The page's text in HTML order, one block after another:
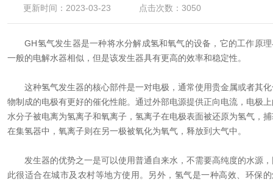
联系香蕉APP下载
更新时间：2023-03-23 点击次数：3050
GH氢气发生器是一种将水分解成氢和氧气的设备，它的工作原理
一般的电解水器相似，但是该发生器具有更高的效率和稳定性。
这种氢气发生器的核心部件是一对电极，通常使用贵金属或者其化
物制成的电极有更好的催化性能。通过外部电源提供正向电流，电极
水分子被电离为氢离子和氧离子，氢离子在电极表面被还原为氢气，
在集氢器中，氧离子则在另一极被氧化为氧气，释放到大气中。
发生器的优势之一是可以使用普通自来水，不需要高纯度的水源，
此很适合在城市及农村等地方使用。另外，氢气是一种高效、环保